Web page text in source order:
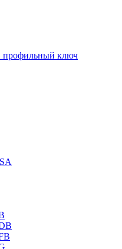
профильный ключ